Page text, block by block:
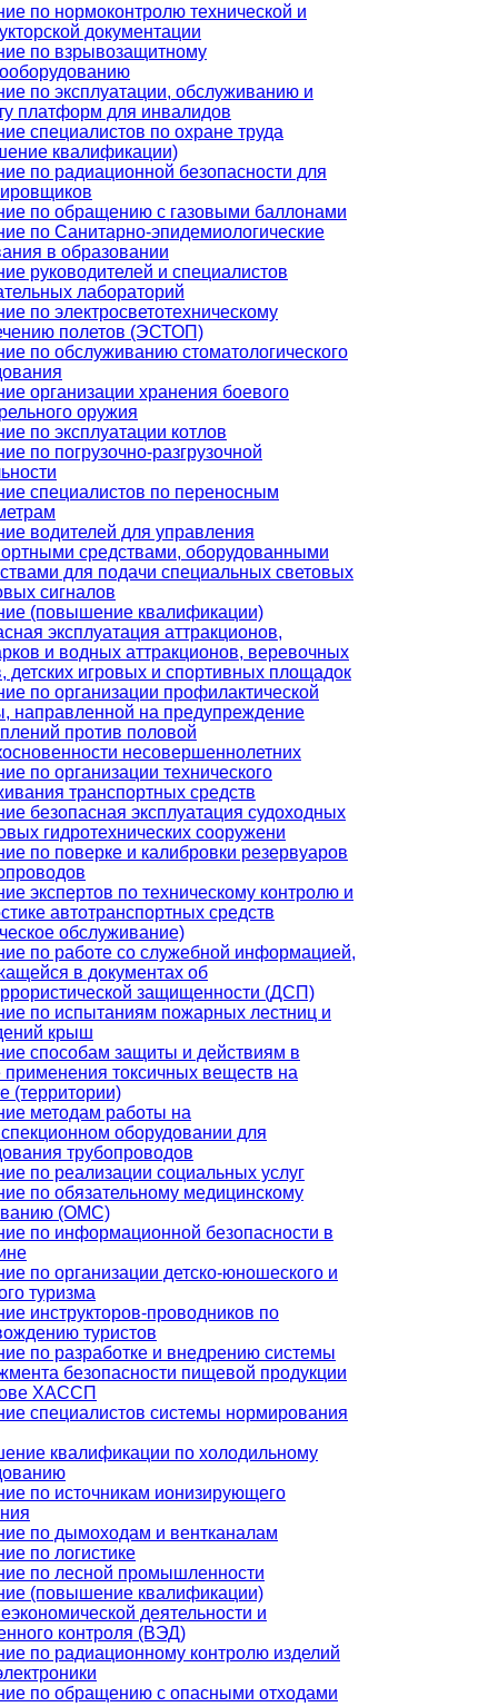
по нормоконтролю технической и
документации
по взрывозащитному
по эксплуатации, обслуживанию и
платформ для инвалидов
специалистов по охране труда
квалификации)
по радиационной безопасности для
по обращению с газовыми баллонами
по Санитарно-эпидемиологические
в образовании
руководителей и специалистов
лабораторий
по электросветотехническому
полетов (ЭСТОП)
по обслуживанию стоматологического
организации хранения боевого
оружия
по эксплуатации котлов
по погрузочно-разгрузочной
специалистов по переносным
водителей для управления
средствами, оборудованными
для подачи специальных световых
сигналов
(повышение квалификации)
эксплуатация аттракционов,
и водных аттракционов, веревочных
детских игровых и спортивных площадок
по организации профилактической
направленной на предупреждение
против половой
несовершеннолетних
по организации технического
транспортных средств
безопасная эксплуатация судоходных
гидротехнических сооружени
по поверке и калибровки резервуаров
экспертов по техническому контролю и
автотранспортных средств
обслуживание)
по работе со служебной информацией,
в документах об
защищенности (ДСП)
по испытаниям пожарных лестниц и
крыш
способам защиты и действиям в
применения токсичных веществ на
(территории)
методам работы на
оборудовании для
трубопроводов
по реализации социальных услуг
по обязательному медицинскому
(ОМС)
по информационной безопасности в
по организации детско-юношеского и
туризма
инструкторов-проводников по
туристов
по разработке и внедрению системы
безопасности пищевой продукции
ХАССП
специалистов системы нормирования
квалификации по холодильному
по источникам ионизирующего
по дымоходам и вентканалам
по логистике
по лесной промышленности
(повышение квалификации)
деятельности и
контроля (ВЭД)
по радиационному контролю изделий
по обращению с опасными отходами